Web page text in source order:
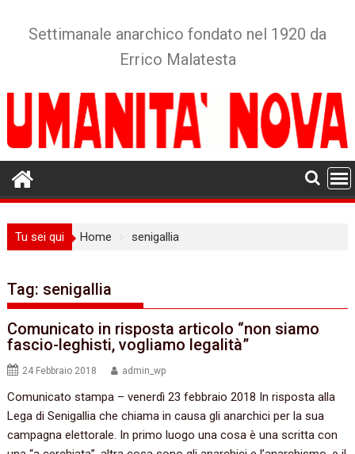
Settimanale anarchico fondato nel 1920 da
Errico Malatesta
Tu sei qui Home senigallia
Tag: senigallia
Comunicato in risposta articolo “non siamo
fascio-leghisti, vogliamo legalità”
24 Febbraio 2018 admin_wp
Comunicato stampa – venerdì 23 febbraio 2018 In risposta alla
Lega di Senigallia che chiama in causa gli anarchici per la sua
campagna elettorale. In primo luogo una cosa è una scritta con